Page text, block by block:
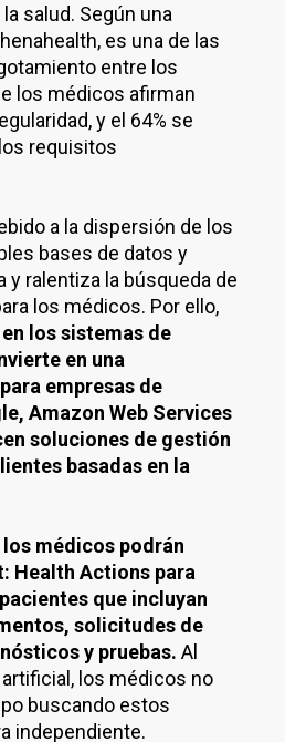
salud. Según una
es una de las
entre los
los médicos afirman
y el 64% se
requisitos
a la dispersión de los
bases de datos y
ralentiza la búsqueda de
los médicos. Por ello,
los sistemas de
en una
empresas de
Amazon Web Services
soluciones de gestión
basadas en la
los médicos podrán
Health Actions para
que incluyan
solicitudes de
y pruebas. Al
los médicos no
buscando estos
independiente.